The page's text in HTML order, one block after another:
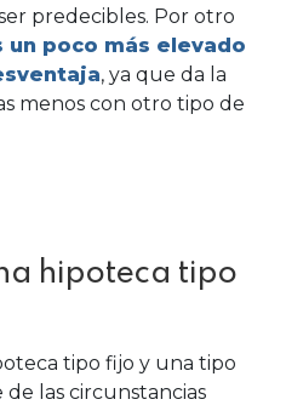
predecibles. Por otro
poco más elevado
, ya que da la
menos con otro tipo de
hipoteca tipo
tipo fijo y una tipo
las circunstancias